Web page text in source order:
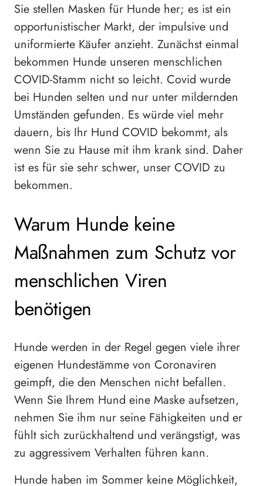
Sie stellen Masken für Hunde her; es ist ein
opportunistischer Markt, der impulsive und
uniformierte Käufer anzieht. Zunächst einmal
bekommen Hunde unseren menschlichen
COVID-Stamm nicht so leicht. Covid wurde
bei Hunden selten und nur unter mildernden
Umständen gefunden. Es würde viel mehr
dauern, bis Ihr Hund COVID bekommt, als
wenn Sie zu Hause mit ihm krank sind. Daher
ist es für sie sehr schwer, unser COVID zu
bekommen.
Warum Hunde keine
Maßnahmen zum Schutz vor
menschlichen Viren
benötigen
Hunde werden in der Regel gegen viele ihrer
eigenen Hundestämme von Coronaviren
geimpft, die den Menschen nicht befallen.
Wenn Sie Ihrem Hund eine Maske aufsetzen,
nehmen Sie ihm nur seine Fähigkeiten und er
fühlt sich zurückhaltend und verängstigt, was
zu aggressivem Verhalten führen kann.
Hunde haben im Sommer keine Möglichkeit,